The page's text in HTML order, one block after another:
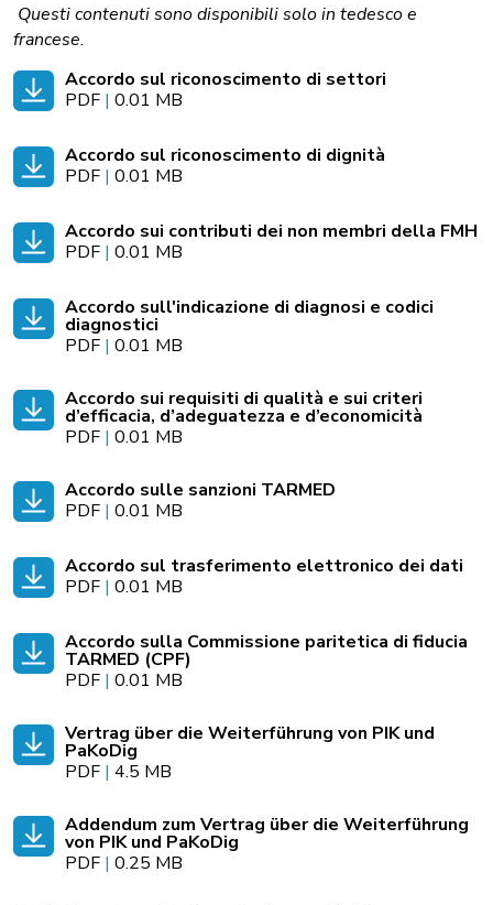
Questi contenuti sono disponibili solo in tedesco e
francese.
Accordo sul riconoscimento di settori
PDF | 0.01 MB
Accordo sul riconoscimento di dignità
PDF | 0.01 MB
Accordo sui contributi dei non membri della FMH
PDF | 0.01 MB
Accordo sull'indicazione di diagnosi e codici
diagnostici
PDF | 0.01 MB
Accordo sui requisiti di qualità e sui criteri
d’efficacia, d’adeguatezza e d’economicità
PDF | 0.01 MB
Accordo sulle sanzioni TARMED
PDF | 0.01 MB
Accordo sul trasferimento elettronico dei dati
PDF | 0.01 MB
Accordo sulla Commissione paritetica di fiducia
TARMED (CPF)
PDF | 0.01 MB
Vertrag über die Weiterführung von PIK und
PaKoDig
PDF | 4.5 MB
Addendum zum Vertrag über die Weiterführung
von PIK und PaKoDig
PDF | 0.25 MB